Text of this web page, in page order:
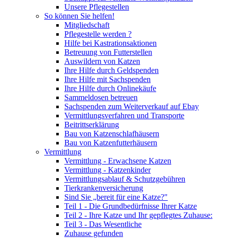
Unsere Pflegestellen
So können Sie helfen!
Mitgliedschaft
Pflegestelle werden ?
Hilfe bei Kastrationsaktionen
Betreuung von Futterstellen
Auswildern von Katzen
Ihre Hilfe durch Geldspenden
Ihre Hilfe mit Sachspenden
Ihre Hilfe durch Onlinekäufe
Sammeldosen betreuen
Sachspenden zum Weiterverkauf auf Ebay
Vermittlungsverfahren und Transporte
Beitrittserklärung
Bau von Katzenschlafhäusern
Bau von Katzenfutterhäusern
Vermittlung
Vermittlung - Erwachsene Katzen
Vermittlung - Katzenkinder
Vermittlungsablauf & Schutzgebühren
Tierkrankenversicherung
Sind Sie „bereit für eine Katze?"
Teil 1 - Die Grundbedürfnisse Ihrer Katze
Teil 2 - Ihre Katze und Ihr gepflegtes Zuhause:
Teil 3 - Das Wesentliche
Zuhause gefunden